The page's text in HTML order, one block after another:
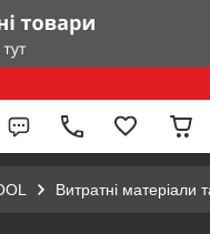
Витратні матеріали